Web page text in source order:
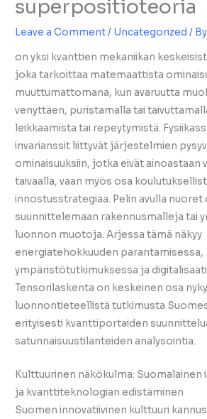
superpositioteoria
Leave a Comment/ Uncategorized / By
on yksi kvanttien mekaniikan
joka tarkoittaa matemaattista
muuttumattomana, kun avaruutta
venyttäen, puristamalla tai
leikkaamista tai repeytymistä.
invarianssit liittyvät järjestelmien
ominaisuuksiin, jotka eivät ainoastaan
taivaalla, vaan myös osa
innostusstrategiaa. Pelin avulla nuoret
suunnittelemaan rakennusmalleja tai
luonnon muotoja. Arjessa tämä näkyy
energiatehokkuuden parantamisessa,
ympäristötutkimuksessa ja
Tensorilaskenta on keskeinen osa
luonnontieteellistä tutkimusta
erityisesti kvanttiportaiden
satunnaisuustilanteiden analysointia.
Kulttuurinen näkökulma:
ja kvanttiteknologian edistäminen
Suomen innovatiivinen kulttuuri